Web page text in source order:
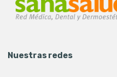
Nuestras redes